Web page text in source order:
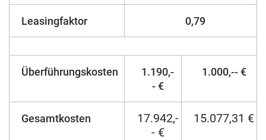
Leasingfaktor 0,79
Überführungskosten
1.190,-
- €
1.000,-- €
Gesamtkosten
17.942,-
- €
15.077,31 €